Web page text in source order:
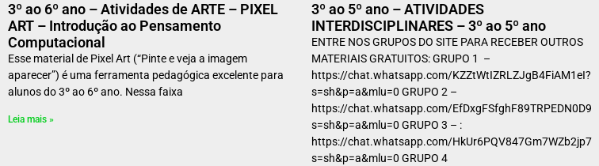
3º ao 6º ano – Atividades de ARTE – PIXEL
ART – Introdução ao Pensamento
Computacional
Esse material de Pixel Art (“Pinte e veja a imagem
aparecer”) é uma ferramenta pedagógica excelente para
alunos do 3º ao 6º ano. Nessa faixa
Leia mais »
3º ao 5º ano – ATIVIDADES
INTERDISCIPLINARES – 3º ao 5º ano
ENTRE NOS GRUPOS DO SITE PARA RECEBER OUTROS
MATERIAIS GRATUITOS: GRUPO 1 –
https://chat.whatsapp.com/KZZtWtIZRLZJgB4FiAM1eI?
s=sh&p=a&mlu=0 GRUPO 2 –
https://chat.whatsapp.com/EfDxgFSfghF89TRPEDN0D9?
s=sh&p=a&mlu=0 GRUPO 3 – :
https://chat.whatsapp.com/HkUr6PQV847Gm7WZb2jp7a?
s=sh&p=a&mlu=0 GRUPO 4